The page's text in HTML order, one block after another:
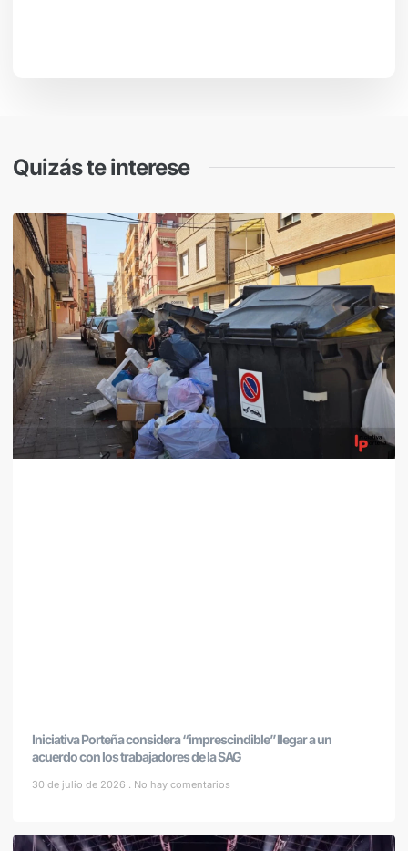
Quizás te interese
Iniciativa Porteña considera “imprescindible” llegar a un
acuerdo con los trabajadores de la SAG
30 de julio de 2026 No hay comentarios